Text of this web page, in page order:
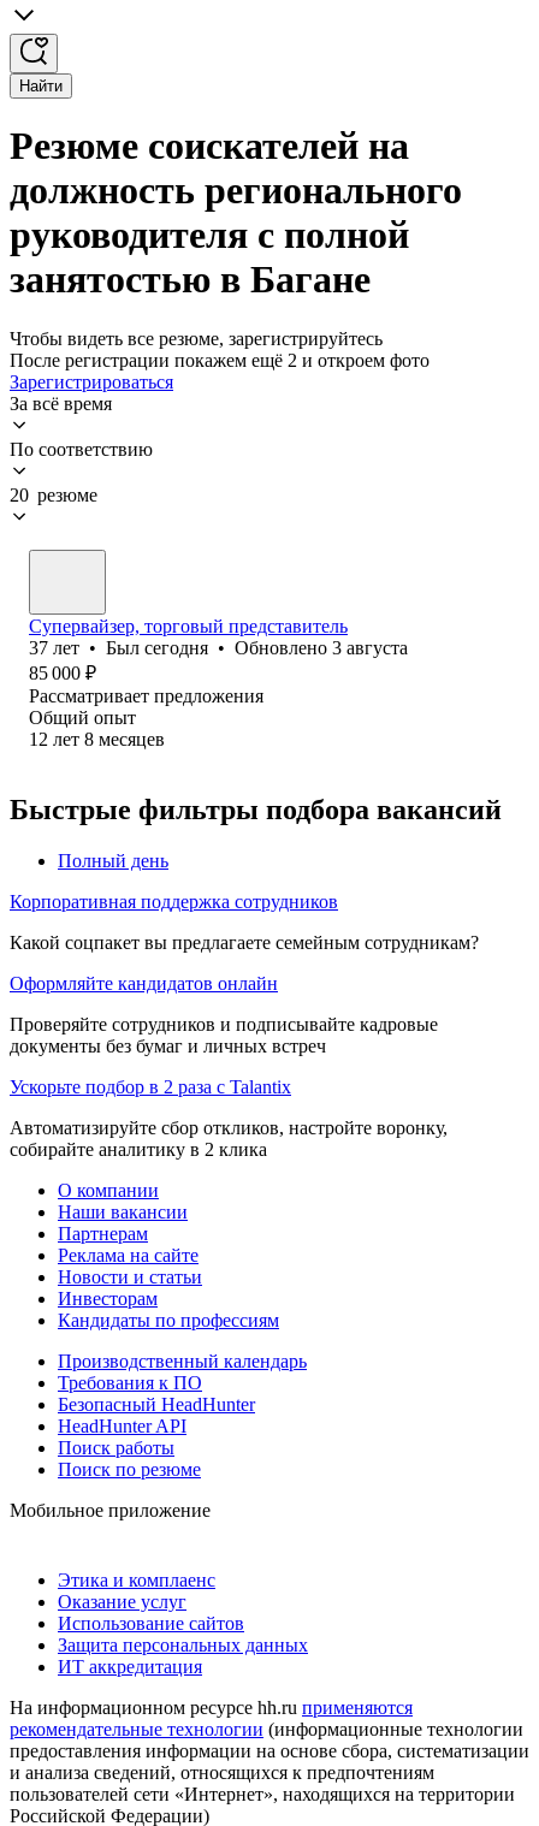
Найти
Резюме соискателей на
должность регионального
руководителя с полной
занятостью в Багане
Чтобы видеть все резюме, зарегистрируйтесь
После регистрации покажем ещё 2 и откроем фото
Зарегистрироваться
За всё время
По соответствию
20 резюме
Супервайзер, торговый представитель
37 лет • Был сегодня • Обновлено 3 августа
85 000 ₽
Рассматривает предложения
Общий опыт
12 лет 8 месяцев
Быстрые фильтры подбора вакансий
Полный день
Корпоративная поддержка сотрудников
Какой соцпакет вы предлагаете семейным сотрудникам?
Оформляйте кандидатов онлайн
Проверяйте сотрудников и подписывайте кадровые
документы без бумаг и личных встреч
Ускорьте подбор в 2 раза с Talantix
Автоматизируйте сбор откликов, настройте воронку,
собирайте аналитику в 2 клика
О компании
Наши вакансии
Партнерам
Реклама на сайте
Новости и статьи
Инвесторам
Кандидаты по профессиям
Производственный календарь
Требования к ПО
Безопасный HeadHunter
HeadHunter API
Поиск работы
Поиск по резюме
Мобильное приложение
Этика и комплаенс
Оказание услуг
Использование сайтов
Защита персональных данных
ИТ аккредитация
На информационном ресурсе hh.ru применяются
рекомендательные технологии (информационные технологии
предоставления информации на основе сбора, систематизации
и анализа сведений, относящихся к предпочтениям
пользователей сети «Интернет», находящихся на территории
Российской Федерации)